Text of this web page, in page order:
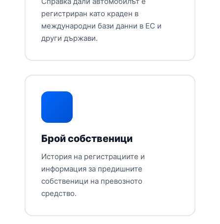
регистриран като краден в
международни бази данни в ЕС и
други държави.
Брой собственици
История на регистрациите и
информация за предишните
собственици на превозното
средство.